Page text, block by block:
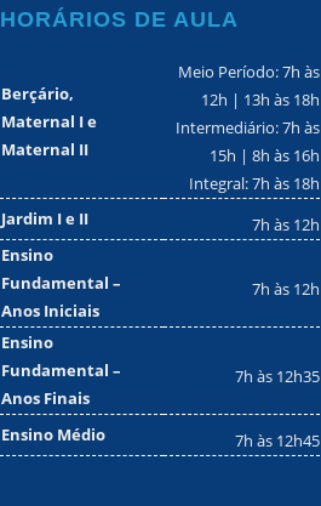
HORÁRIOS DE AULA
Berçário,
Maternal I e
Maternal II
Meio Período: 7h às
12h | 13h às 18h
Intermediário: 7h às
15h | 8h às 16h
Integral: 7h às 18h
Jardim I e II
7h às 12h
Ensino
Fundamental –
Anos Iniciais
7h às 12h
Ensino
Fundamental –
Anos Finais
7h às 12h35
Ensino Médio 7h às 12h45